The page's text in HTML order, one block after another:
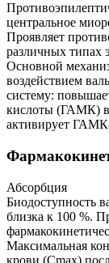
центральное
Проявляет
различных типах
Основной
воздействием
систему:
кислоты (ГАМК) в
активирует
Абсорбция
Биодоступность
близка к 100 %.
Максимальная
крови (Сmax)